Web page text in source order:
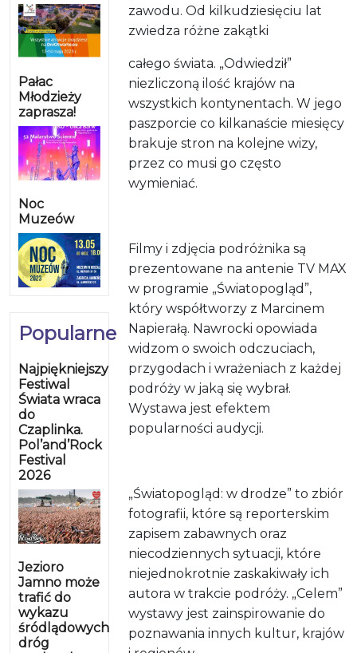
Pałac
Młodzieży
zaprasza!
Noc
Muzeów
Popularne
Najpiękniejszy
Festiwal
Świata wraca
do
Czaplinka.
Pol’and’Rock
Festival
2026
Jezioro
Jamno może
trafić do
wykazu
śródlądowych
dróg
zawodu. Od kilkudziesięciu lat
zwiedza różne zakątki
całego świata. „Odwiedził”
niezliczoną ilość krajów na
wszystkich kontynentach. W jego
paszporcie co kilkanaście miesięcy
brakuje stron na kolejne wizy,
przez co musi go często
wymieniać.
Filmy i zdjęcia podróżnika są
prezentowane na antenie TV MAX
w programie „Światopogląd”,
który współtworzy z Marcinem
Napierałą. Nawrocki opowiada
widzom o swoich odczuciach,
przygodach i wrażeniach z każdej
podróży w jaką się wybrał.
Wystawa jest efektem
popularności audycji.
„Światopogląd: w drodze” to zbiór
fotografii, które są reporterskim
zapisem zabawnych oraz
niecodziennych sytuacji, które
niejednokrotnie zaskakiwały ich
autora w trakcie podróży. „Celem”
wystawy jest zainspirowanie do
poznawania innych kultur, krajów